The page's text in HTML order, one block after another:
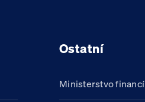
Ostatní
Ministerstvo financí